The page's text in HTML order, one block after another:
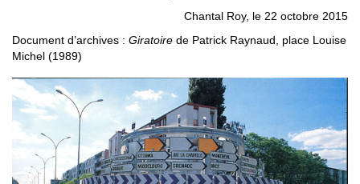
Chantal Roy, le 22 octobre 2015
Document d’archives : Giratoire de Patrick Raynaud, place Louise
Michel (1989)